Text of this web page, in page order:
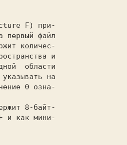
F) при-
первый файл
количес-
и
области
на
0 озна-
8-байт-
и как мини-